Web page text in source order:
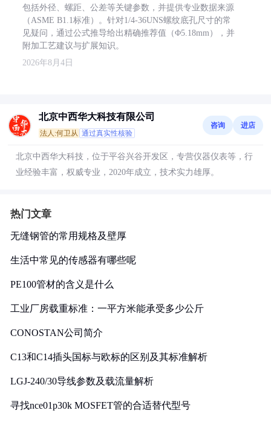
包括外径、螺距、公差等关键参数，并提供专业数据来源
（ASME B1.1标准）。针对1/4-36UNS螺纹底孔尺寸的常
见疑问，通过公式推导给出精确推荐值（Φ5.18mm），并
附加工艺建议与扩展知识。
2026年8月4日
北京中西华大科技有限公司
法人:何卫从 通过真实性核验
咨询 进店
北京中西华大科技，位于平谷兴谷开发区，专营仪器仪表等，行
业经验丰富，权威专业，2020年成立，技术实力雄厚。
热门文章
无缝钢管的常用规格及壁厚
生活中常见的传感器有哪些呢
PE100管材的含义是什么
工业厂房载重标准：一平方米能承受多少公斤
CONOSTAN公司简介
C13和C14插头国标与欧标的区别及其标准解析
LGJ-240/30导线参数及载流量解析
寻找nce01p30k MOSFET管的合适替代型号